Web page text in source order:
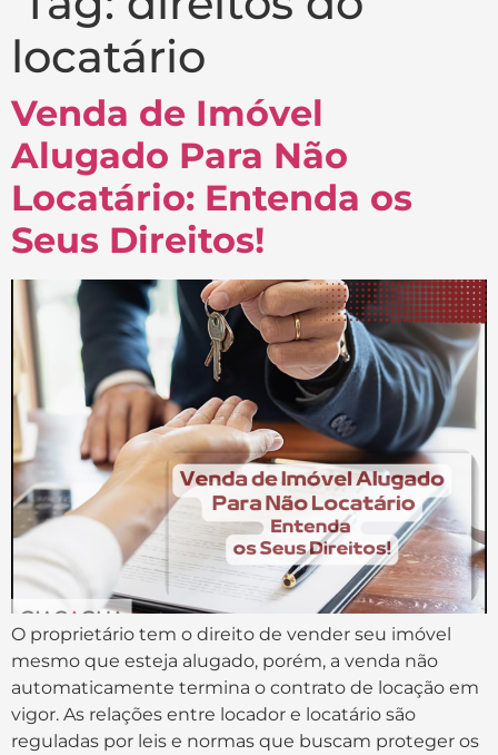
locatário
Venda de Imóvel
Alugado Para Não
Locatário: Entenda os
Seus Direitos!
O proprietário tem o direito de vender seu imóvel
mesmo que esteja alugado, porém, a venda não
automaticamente termina o contrato de locação em
vigor. As relações entre locador e locatário são
reguladas por leis e normas que buscam proteger os